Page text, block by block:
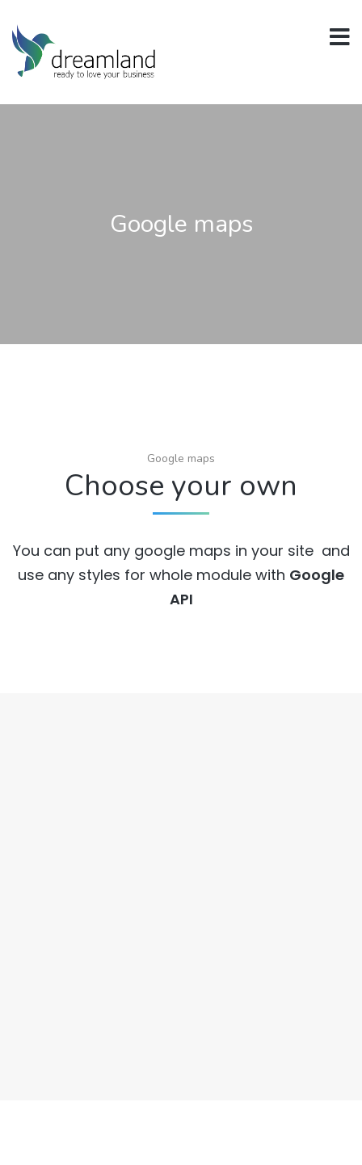
Google maps
Google maps
Choose your own
You can put any google maps in your site and
use any styles for whole module with Google
API